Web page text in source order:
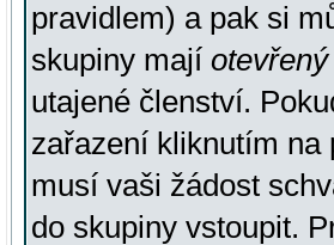
pravidlem) a pak si
skupiny mají
utajené členství.
zařazení kliknutím na
musí vaši žádost
do skupiny vstoupit.